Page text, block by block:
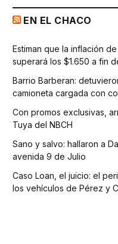
EN EL CHACO
Estiman que la inflación
superará los $1.650 a fin
Barrio Barberan:
camioneta cargada con
Con promos exclusivas,
Tuya del NBCH
Sano y salvo: hallaron a
avenida 9 de Julio
Caso Loan, el juicio: el
los vehículos de Pérez y